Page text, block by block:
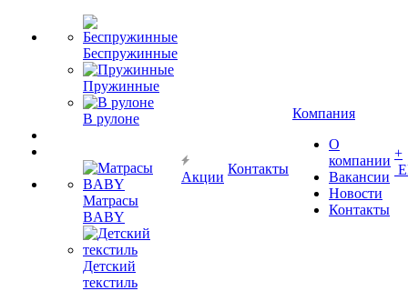
Беспружинные
Пружинные
В рулоне
Матрасы
BABY
Детский
текстиль
Акции
Контакты
Компания
О
компании
Вакансии
Новости
Контакты
+